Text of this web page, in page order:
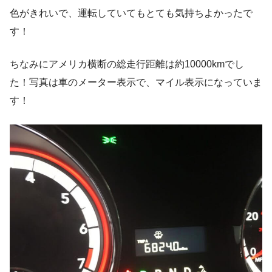
色がきれいで、運転していてもとても気持ちよかったで
す！
ちなみにアメリカ横断の総走行距離は約10000kmでし
た！写真は車のメーター表示で、マイル表示になっていま
す！